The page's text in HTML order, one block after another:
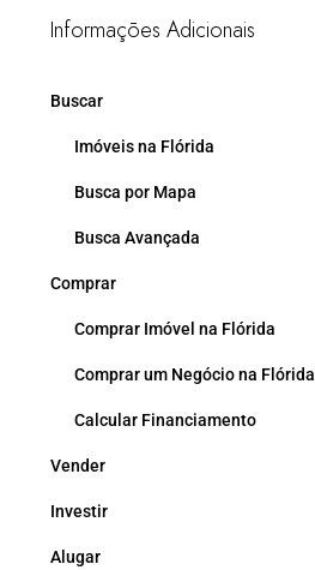
Informações Adicionais
Buscar
Imóveis na Flórida
Busca por Mapa
Busca Avançada
Comprar
Comprar Imóvel na Flórida
Comprar um Negócio na Flórida
Calcular Financiamento
Vender
Investir
Alugar